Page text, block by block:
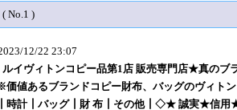
( No.1 )
12/22 23:07
ルイヴィトンコピー品第1店 販売専門店★真のブ
価値あるブランドコピー財布、バッグのヴィ
計┃バッグ┃財 布┃その他┃◇★ 誠実★信用★